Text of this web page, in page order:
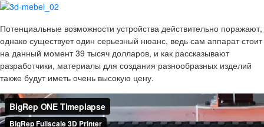
Потенциальные возможности устройства действительно поражают,
однако существует один серьезный нюанс, ведь сам аппарат стоит
на данный момент 39 тысяч долларов, и как рассказывают
разработчики, материалы для создания разнообразных изделий
также будут иметь очень высокую цену.